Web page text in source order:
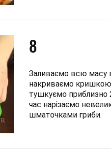
8
Заливаємо всю масу
накриваємо
тушкуємо приблизно
час нарізаємо
шматочками гриби.